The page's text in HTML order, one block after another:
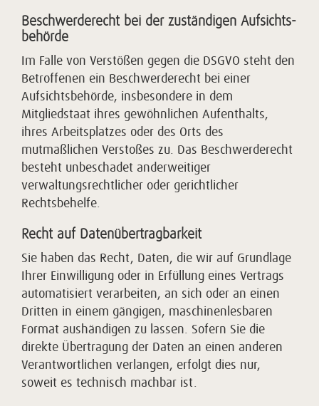
Beschwerde­recht bei der zuständigen Aufsichts­
behörde
Im Falle von Verstößen gegen die DSGVO steht den
Betroffenen ein Beschwerderecht bei einer
Aufsichtsbehörde, insbesondere in dem
Mitgliedstaat ihres gewöhnlichen Aufenthalts,
ihres Arbeitsplatzes oder des Orts des
mutmaßlichen Verstoßes zu. Das Beschwerderecht
besteht unbeschadet anderweitiger
verwaltungsrechtlicher oder gerichtlicher
Rechtsbehelfe.
Recht auf Daten­übertrag­barkeit
Sie haben das Recht, Daten, die wir auf Grundlage
Ihrer Einwilligung oder in Erfüllung eines Vertrags
automatisiert verarbeiten, an sich oder an einen
Dritten in einem gängigen, maschinenlesbaren
Format aushändigen zu lassen. Sofern Sie die
direkte Übertragung der Daten an einen anderen
Verantwortlichen verlangen, erfolgt dies nur,
soweit es technisch machbar ist.